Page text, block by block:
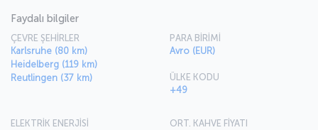
Faydalı bilgiler
ÇEVRE ŞEHİRLER
Karlsruhe (80 km)
Heidelberg (119 km)
Reutlingen (37 km)
PARA BİRİMİ
Avro (EUR)
ÜLKE KODU
+49
ELEKTRİK ENERJİSİ
ORT. KAHVE FİYATI